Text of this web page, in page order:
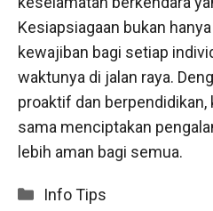
Kesiapsiagaan bukan
kewajiban bagi setiap
waktunya di jalan raya.
proaktif dan berpendidikan,
sama menciptakan
lebih aman bagi semua.
Categories
Info Tips